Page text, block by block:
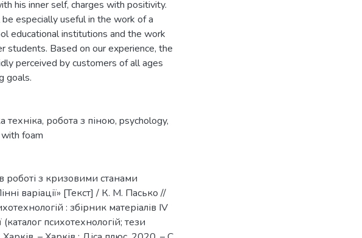
his inner self, charges with positivity.
especially useful in the work of a
educational institutions and the work
students. Based on our experience, the
perceived by customers of all ages
goals.
техніка, робота з піною, psychology,
foam
роботі з кризовими станами
варіації» [Текст] / К. М. Пасько //
: збірник матеріалів ІV
психотехнологій; тези